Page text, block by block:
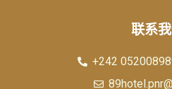
联系
+242